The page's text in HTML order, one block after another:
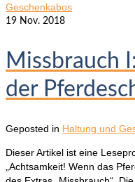
Geschenkabos
19 Nov. 2018
Missbrauch
der
Geposted in Haltung und
Dieser Artikel ist eine
„Achtsamkeit! Wenn das